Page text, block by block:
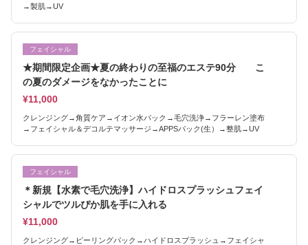
→製肌→UV
フェイシャル
★期間限定企画★夏の終わりの至福のエステ90分 こ
の夏のダメージをなかったことに
¥11,000
クレンジング→角質ケア→イオン水パック→毛穴洗浄→フラーレン塗布
→フェイシャル＆デコルテマッサージ→APPSパック(生）→整肌→UV
フェイシャル
＊新規【水素で毛穴洗浄】ハイドロスプラッシュフェイ
シャルでツルぴか肌を手に入れる
¥11,000
クレンジング→ピーリングパック→ハイドロスプラッシュ→フェイシャ